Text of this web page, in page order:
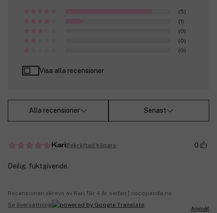
(5)
(1)
(0)
(0)
(0)
Visa alla recensioner
Alla recensioner Senast
KariBekräftad köpare 0
Deilig, fuktgivende.
Recensionen skrevs av Kari för 4 år sedan | cocopanda.no
Se översättning
Anmäl